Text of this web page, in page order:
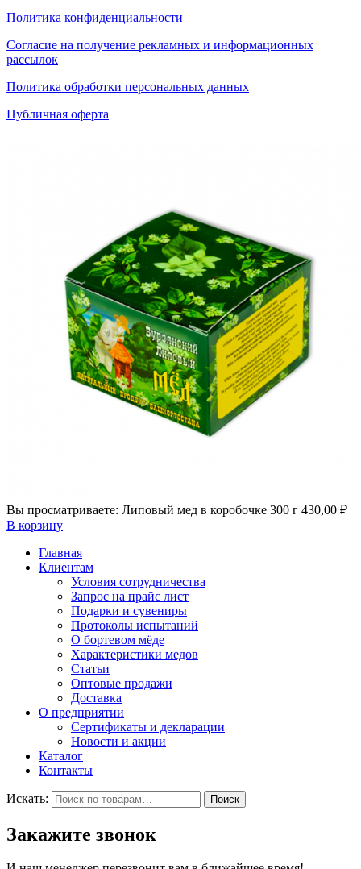
Политика конфиденциальности
Согласие на получение рекламных и информационных
рассылок
Политика обработки персональных данных
Публичная оферта
Вы просматриваете: Липовый мед в коробочке 300 г 430,00 ₽
В корзину
Главная
Клиентам
Условия сотрудничества
Запрос на прайс лист
Подарки и сувениры
Протоколы испытаний
О бортевом мёде
Характеристики медов
Статьи
Оптовые продажи
Доставка
О предприятии
Сертификаты и декларации
Новости и акции
Каталог
Контакты
Искать: Поиск
Закажите звонок